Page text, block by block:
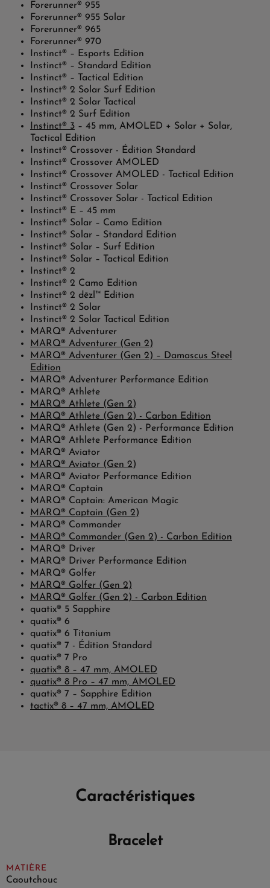
Forerunner® 955
Forerunner® 955 Solar
Forerunner® 965
Forerunner® 970
Instinct® – Esports Edition
Instinct® – Standard Edition
Instinct® – Tactical Edition
Instinct® 2 Solar Surf Edition
Instinct® 2 Solar Tactical
Instinct® 2 Surf Edition
Instinct® 3 – 45 mm, AMOLED + Solar + Solar,
Tactical Edition
Instinct® Crossover - Édition Standard
Instinct® Crossover AMOLED
Instinct® Crossover AMOLED - Tactical Edition
Instinct® Crossover Solar
Instinct® Crossover Solar - Tactical Edition
Instinct® E – 45 mm
Instinct® Solar – Camo Edition
Instinct® Solar – Standard Edition
Instinct® Solar – Surf Edition
Instinct® Solar – Tactical Edition
Instinct® 2
Instinct® 2 Camo Edition
Instinct® 2 dēzl™ Edition
Instinct® 2 Solar
Instinct® 2 Solar Tactical Edition
MARQ® Adventurer
MARQ® Adventurer (Gen 2)
MARQ® Adventurer (Gen 2) – Damascus Steel
Edition
MARQ® Adventurer Performance Edition
MARQ® Athlete
MARQ® Athlete (Gen 2)
MARQ® Athlete (Gen 2) - Carbon Edition
MARQ® Athlete (Gen 2) - Performance Edition
MARQ® Athlete Performance Edition
MARQ® Aviator
MARQ® Aviator (Gen 2)
MARQ® Aviator Performance Edition
MARQ® Captain
MARQ® Captain: American Magic
MARQ® Captain (Gen 2)
MARQ® Commander
MARQ® Commander (Gen 2) - Carbon Edition
MARQ® Driver
MARQ® Driver Performance Edition
MARQ® Golfer
MARQ® Golfer (Gen 2)
MARQ® Golfer (Gen 2) - Carbon Edition
quatix® 5 Sapphire
quatix® 6
quatix® 6 Titanium
quatix® 7 - Édition Standard
quatix® 7 Pro
quatix® 8 – 47 mm, AMOLED
quatix® 8 Pro – 47 mm, AMOLED
quatix® 7 – Sapphire Edition
tactix® 8 – 47 mm, AMOLED
Caractéristiques
Bracelet
MATIÈRE
Caoutchouc